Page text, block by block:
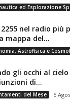
ed Esplorazione
nel radio più
mappa del...
Astrofisica e
gli occhi al cielo
di...
del Mese 5